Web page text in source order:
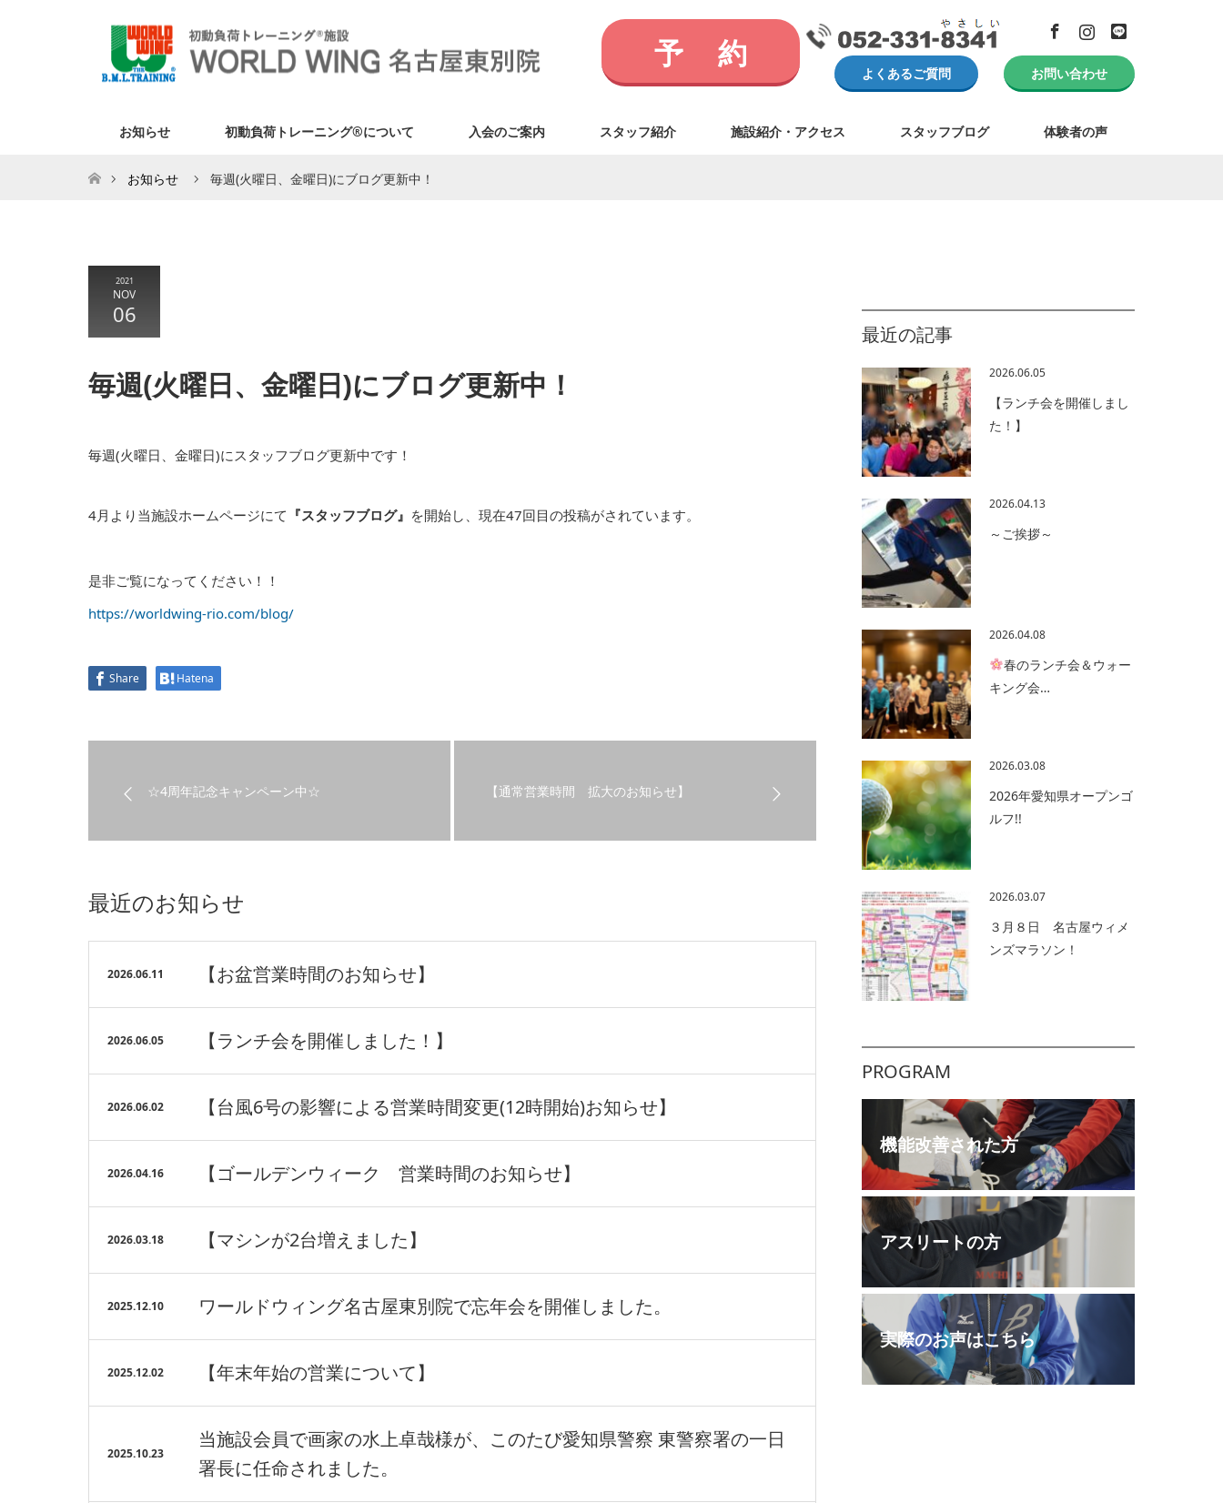
Instagram
LINE
お知らせ 初動負荷トレーニング®について 入会のご案内 スタッフ紹介 施設紹介・アクセス スタッフブログ 体験者の声
予約
よくあるご質問 お問い合わせ
ホームお知らせ 毎週(火曜日、金曜日)にブログ更新中！
2021
NOV
06
毎週(火曜日、金曜日)にブログ更新中！
毎週(火曜日、金曜日)にスタッフブログ更新中です！
4月より当施設ホームページにて 『スタッフブログ』 を開始し、現在47回目の投稿がされています。
是非ご覧になってください！！
https://worldwing-rio.com/blog/
Share Hatena
☆4周年記念キャンペーン中☆ 【通常営業時間 拡大のお知らせ】
最近のお知らせ
2026.06.11 【お盆営業時間のお知らせ】
2026.06.05 【ランチ会を開催しました！】
2026.06.02 【台風6号の影響による営業時間変更(12時開始)お知らせ】
2026.04.16 【ゴールデンウィーク 営業時間のお知らせ】
2026.03.18 【マシンが2台増えました】
2025.12.10 ワールドウィング名古屋東別院で忘年会を開催しました。
2025.12.02 【年末年始の営業について】
2025.10.23
当施設会員で画家の水上卓哉様が、このたび愛知県警察 東警察署の一日
署長に任命されました。
最近の記事
2026.06.05
【ランチ会を開催しまし
た！】
2026.04.13
～ご挨拶～
2026.04.08
春のランチ会＆ウォー
キング会…
2026.03.08
2026年愛知県オープンゴ
ルフ!!
2026.03.07
３月８日 名古屋ウィメ
ンズマラソン！
PROGRAM
機能改善された方
アスリートの方
実際のお声はこちら